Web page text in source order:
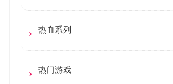
热血系列
热门游戏